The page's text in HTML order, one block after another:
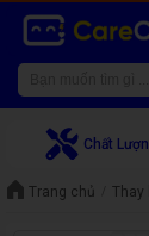
Chất
Trang chủ Thay